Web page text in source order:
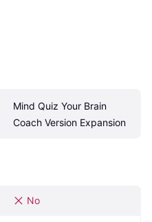
Mind Quiz Your Brain
Coach Version Expansion
No